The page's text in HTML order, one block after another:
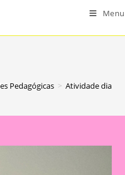
Menu
Pedagógicas > Atividade dia a